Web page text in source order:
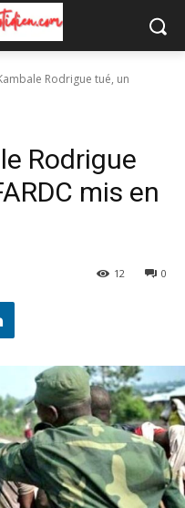
Rodrigue tué, un
Rodrigue
mis en
0
12